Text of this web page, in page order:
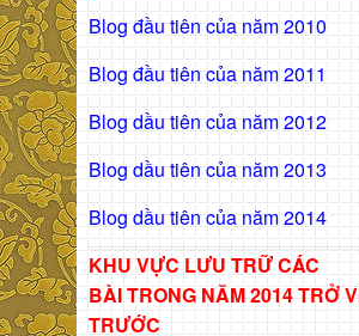
Blog đầu tiên của năm 2010
Blog đầu tiên của năm 2011
Blog dầu tiên của năm 2012
Blog dầu tiên của năm 2013
Blog dầu tiên của năm 2014
KHU VỰC LƯU TRỮ CÁC
BÀITRONG NĂM 2014 TRỞ
TRƯỚC